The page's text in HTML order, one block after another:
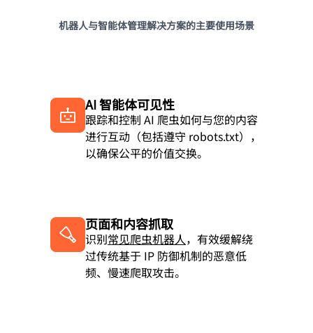
机器人与智能体管理解决方案的主要使用场景
AI 智能体可见性
跟踪和控制 AI 爬虫如何与您的内容
进行互动（包括遵守 robots.txt），
以确保公平的价值交换。
页面和内容抓取
识别常见爬虫机器人，有效缓解绕
过传统基于 IP 防御机制的恶意低
频、慢速爬取攻击。